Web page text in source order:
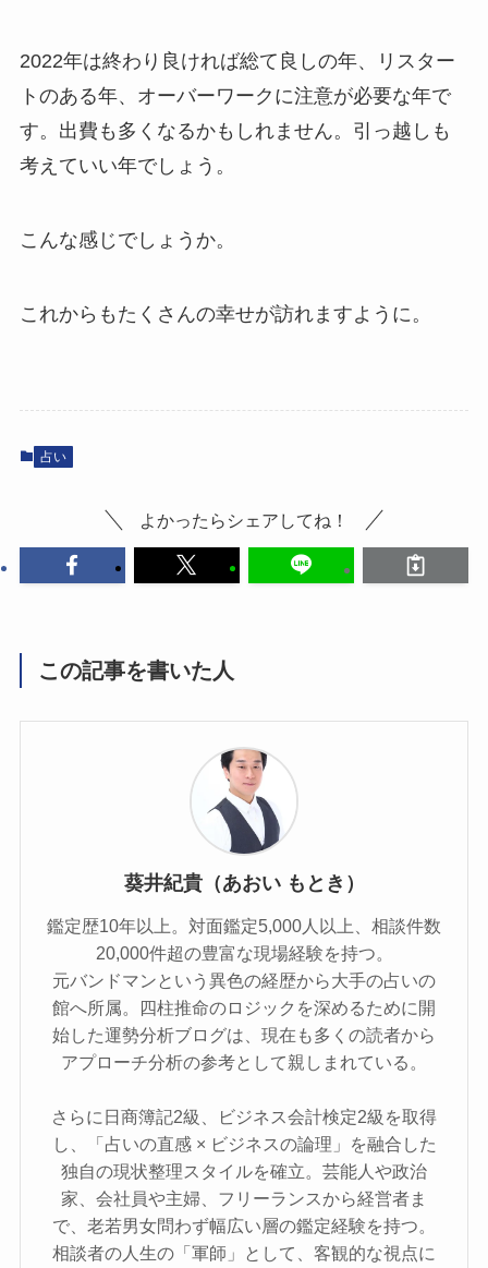
2022年は終わり良ければ総て良しの年、リスター
トのある年、オーバーワークに注意が必要な年で
す。出費も多くなるかもしれません。引っ越しも
考えていい年でしょう。
こんな感じでしょうか。
これからもたくさんの幸せが訪れますように。
占い
よかったらシェアしてね！
この記事を書いた人
葵井紀貴（あおい もとき）
鑑定歴10年以上。対面鑑定5,000人以上、相談件数
20,000件超の豊富な現場経験を持つ。
元バンドマンという異色の経歴から大手の占いの
館へ所属。四柱推命のロジックを深めるために開
始した運勢分析ブログは、現在も多くの読者から
アプローチ分析の参考として親しまれている。
さらに日商簿記2級、ビジネス会計検定2級を取得
し、「占いの直感 × ビジネスの論理」を融合した
独自の現状整理スタイルを確立。芸能人や政治
家、会社員や主婦、フリーランスから経営者ま
で、老若男女問わず幅広い層の鑑定経験を持つ。
相談者の人生の「軍師」として、客観的な視点に